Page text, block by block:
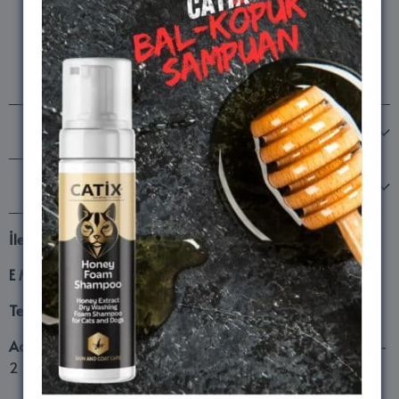
Bizi takip edin
MARKALARIMIZ
Şirketimiz
İletişim
E Maillifesand16@hotmail.com
Telefon
0532 659 09 16
AdresFatsa Org.San. Böl. Mehmet Akif Beşik Sokak No8/1-
2 Fatsa Ordu